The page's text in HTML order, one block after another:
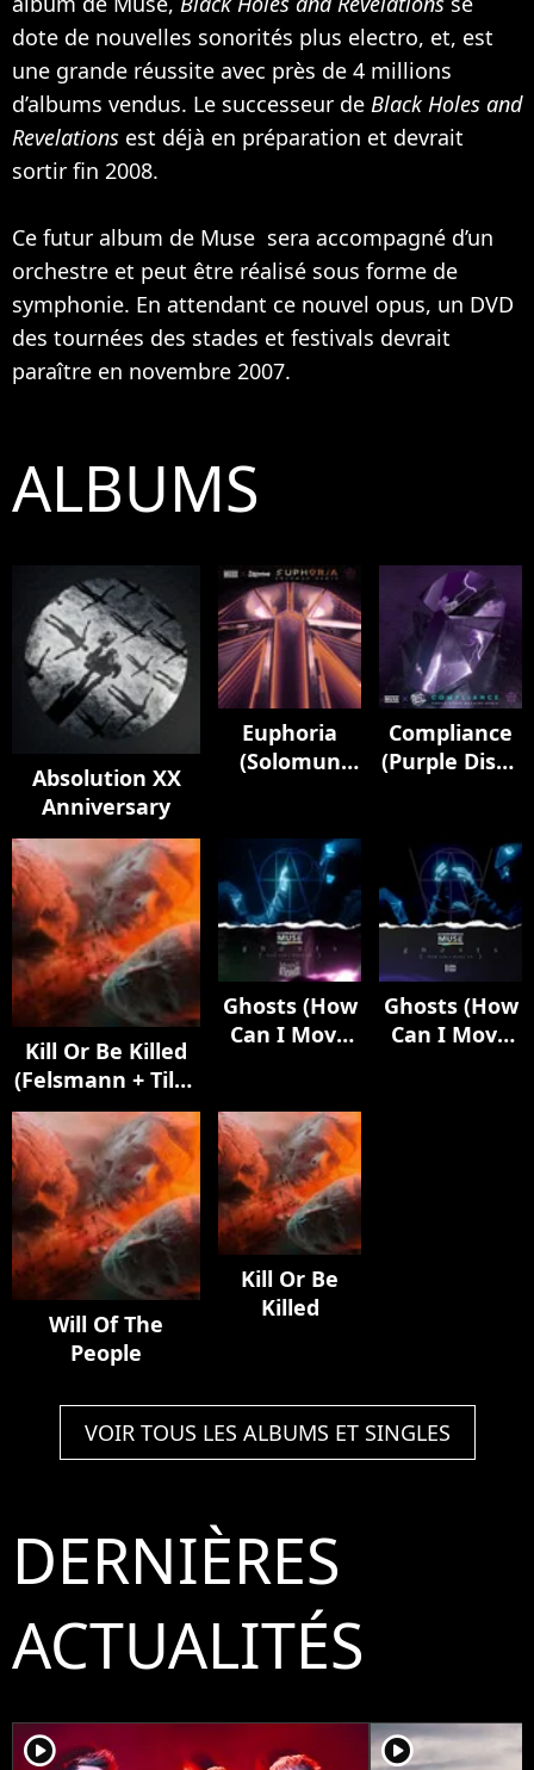
dote de nouvelles sonorités plus electro, et, est
une grande réussite avec près de 4 millions
d’albums vendus. Le successeur de Black Holes and
Revelations est déjà en préparation et devrait
sortir fin 2008.
Ce futur album de Muse sera accompagné d’un
orchestre et peut être réalisé sous forme de
symphonie. En attendant ce nouvel opus, un DVD
des tournées des stades et festivals devrait
paraître en novembre 2007.
ALBUMS
Absolution XX
Anniversary
Euphoria
(Solomun
Compliance
(Purple Disco
Kill Or Be Killed
(Felsmann + Tiley
Reinterpretation)
Ghosts (How
Can I Move
Farmer]
Ghosts (How
Can I Move
Will Of The
People
Kill Or Be
Killed
VOIR TOUS LES ALBUMS ET SINGLES
DERNIÈRES
ACTUALITÉS
player2 player2